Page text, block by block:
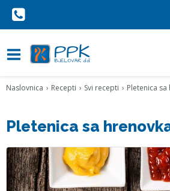
Naslovnica Recepti Svi recepti Pletenica
Pletenica sa